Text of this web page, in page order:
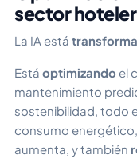
sector
La IA está
Está optimizando el
mantenimiento
sostenibilidad, todo
consumo
aumenta, y también